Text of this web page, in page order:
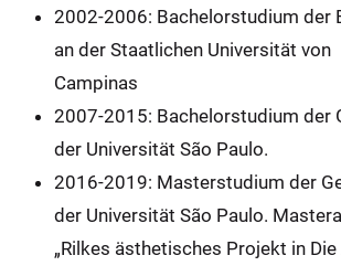
2002-2006: Bachelorstudium der
an der Staatlichen Universität von
Campinas
2007-2015: Bachelorstudium der
der Universität São Paulo.
2016-2019: Masterstudium der
der Universität São Paulo.
„Rilkes ästhetisches Projekt in